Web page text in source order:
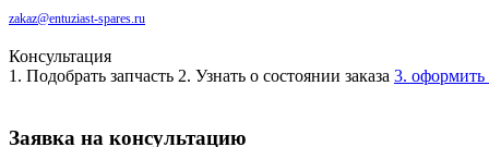
zakaz@entuziast-spares.ru
Консультация
1. Подобрать запчасть 2. Узнать о состоянии заказа 3. оформить
Заявка на консультацию